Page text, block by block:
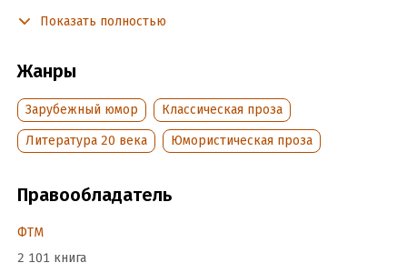
подключить к делу любимицу хозяина замка лорда Эмсворта
Подробная информация
Дата написания:1 января 1947
Объем:186092
Дата поступления: 28 февраля 2023
ISBN (EAN):
Переводчик:
Показать полностью
Жанры
Зарубежный юмор
Классическая проза
Литература 20 века
Юмористическая проза
Правообладатель
ФТМ
2 101 книга